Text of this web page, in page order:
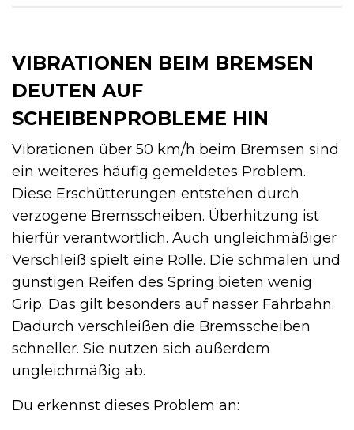
VIBRATIONEN BEIM BREMSEN
DEUTEN AUF
SCHEIBENPROBLEME HIN
Vibrationen über 50 km/h beim Bremsen sind
ein weiteres häufig gemeldetes Problem.
Diese Erschütterungen entstehen durch
verzogene Bremsscheiben. Überhitzung ist
hierfür verantwortlich. Auch ungleichmäßiger
Verschleiß spielt eine Rolle. Die schmalen und
günstigen Reifen des Spring bieten wenig
Grip. Das gilt besonders auf nasser Fahrbahn.
Dadurch verschleißen die Bremsscheiben
schneller. Sie nutzen sich außerdem
ungleichmäßig ab.
Du erkennst dieses Problem an: